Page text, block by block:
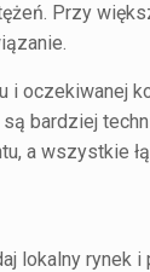
Przy
oczekiwanej
bardziej
a wszystkie
lokalny